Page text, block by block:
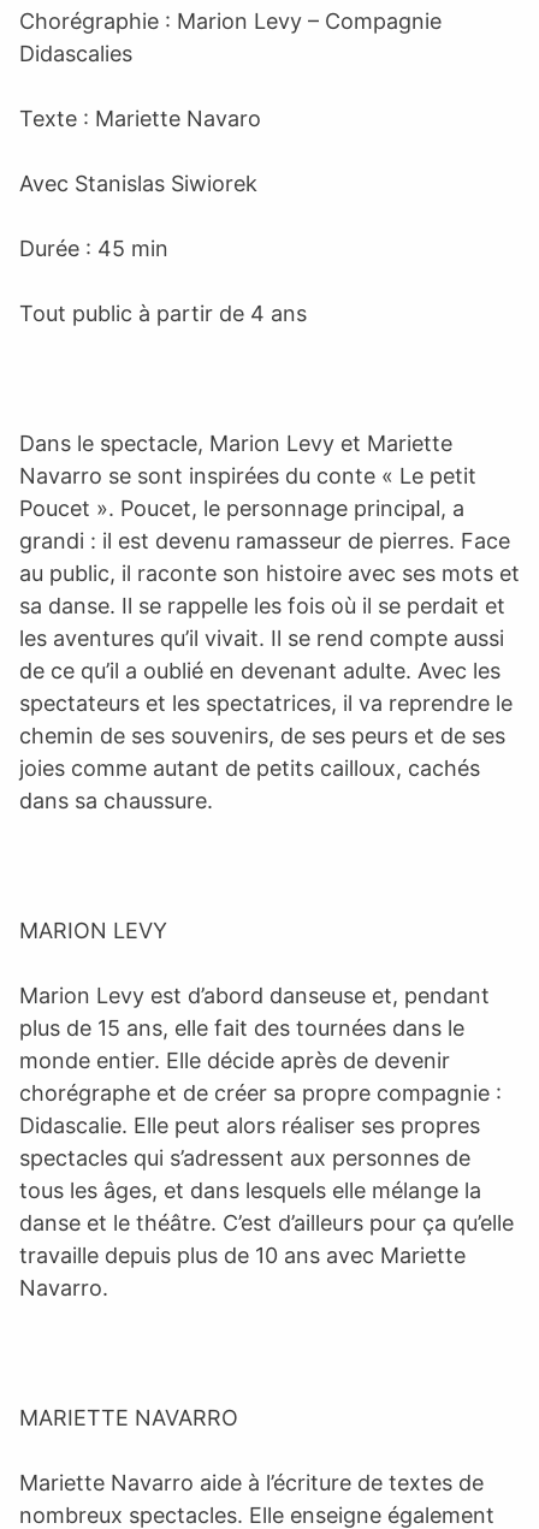
Chorégraphie : Marion Levy – Compagnie
Didascalies
Texte : Mariette Navaro
Avec Stanislas Siwiorek
Durée : 45 min
Tout public à partir de 4 ans
Dans le spectacle, Marion Levy et Mariette
Navarro se sont inspirées du conte « Le petit
Poucet ». Poucet, le personnage principal, a
grandi : il est devenu ramasseur de pierres. Face
au public, il raconte son histoire avec ses mots et
sa danse. Il se rappelle les fois où il se perdait et
les aventures qu’il vivait. Il se rend compte aussi
de ce qu’il a oublié en devenant adulte. Avec les
spectateurs et les spectatrices, il va reprendre le
chemin de ses souvenirs, de ses peurs et de ses
joies comme autant de petits cailloux, cachés
dans sa chaussure.
MARION LEVY
Marion Levy est d’abord danseuse et, pendant
plus de 15 ans, elle fait des tournées dans le
monde entier. Elle décide après de devenir
chorégraphe et de créer sa propre compagnie :
Didascalie. Elle peut alors réaliser ses propres
spectacles qui s’adressent aux personnes de
tous les âges, et dans lesquels elle mélange la
danse et le théâtre. C’est d’ailleurs pour ça qu’elle
travaille depuis plus de 10 ans avec Mariette
Navarro.
MARIETTE NAVARRO
Mariette Navarro aide à l’écriture de textes de
nombreux spectacles. Elle enseigne également